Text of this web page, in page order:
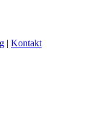
| Kontakt